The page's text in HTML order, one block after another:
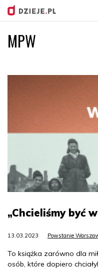
MPW
„Chcieliśmy być
13.03.2023 Powstanie
To książka zarówno dla
osób, które dopiero